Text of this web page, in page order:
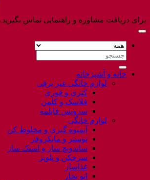
برای دریافت مشاوره و راهنمایی تماس بگیرید.
جستجو
خانه و آشپزخانه
لوازم خانگی غیر برقی
کتری و قوری
فلاسک و کلمن
سرویس قابلمه
لوازم خانگی
آبمیوه گیری و مخلوط کن
توستر و مایکروفر
ساندویچ ساز و اسنک ساز
سرخکن و پلوپز
غذاساز
اتو بخار